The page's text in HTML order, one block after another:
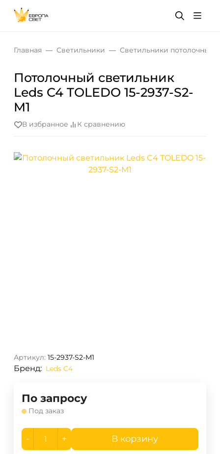
Главная Светильники Светильники потолочные
Потолочный светильник
Leds C4 TOLEDO 15-2937-S2-
M1
В избранное К сравнению
Артикул: 15-2937-S2-M1
Бренд: Leds C4
По запросу
Под заказ
- + В корзину